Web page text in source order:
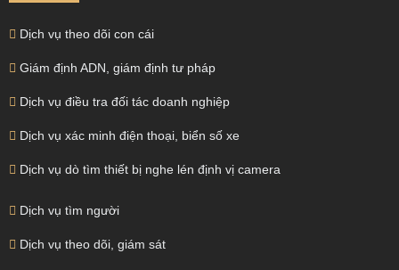
Dịch vụ theo dõi con cái
Giám định ADN, giám định tư pháp
Dịch vụ điều tra đối tác doanh nghiệp
Dịch vụ xác minh điện thoại, biển số xe
Dịch vụ dò tìm thiết bị nghe lén định vị camera
Dịch vụ tìm người
Dịch vụ theo dõi, giám sát